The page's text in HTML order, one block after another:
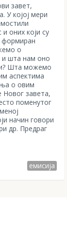
завет,
У којој мери
оних који су
формиран
о
и шта нам оно
Шта можемо
аспектима
о овим
завета,
поменутог
начин говори
др. Предраг
емисија